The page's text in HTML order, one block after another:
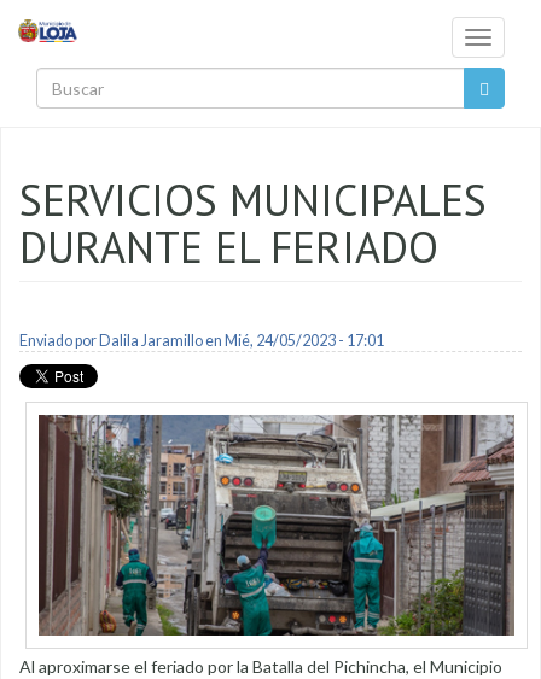
Toggle
SERVICIOS MUNICIPALES
DURANTE EL FERIADO
Enviado por Dalila Jaramilloen Mié, 24/05/2023 - 17:01
Al aproximarse el feriado por la Batalla del Pichincha, el Municipio